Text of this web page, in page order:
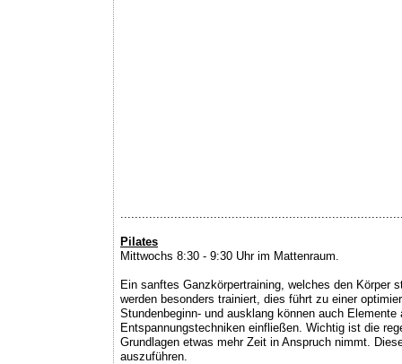
Pilates
Mittwochs 8:30 - 9:30 Uhr im Mattenraum.
Ein sanftes Ganzkörpertraining, welches den Körper
werden besonders trainiert, dies führt zu einer
Stundenbeginn- und ausklang können auch Elemente
Entspannungstechniken einfließen. Wichtig ist die
Grundlagen etwas mehr Zeit in Anspruch nimmt.
auszuführen.